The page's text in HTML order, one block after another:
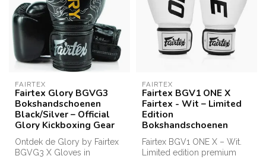
FAIRTEX
Fairtex Glory BGVG3
Bokshandschoenen
Black/Silver – Official
Glory Kickboxing Gear
Ontdek de Glory by Fairtex
BGVG3 X Gloves in
FAIRTEX
Fairtex BGV1 ONE X
Fairtex - Wit – Limited
Edition
Bokshandschoenen
Fairtex BGV1 ONE X – Wit.
Limited edition premium